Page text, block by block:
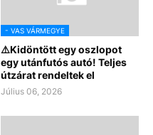
- VAS VÁRMEGYE
⚠️Kidöntött egy oszlopot
egy utánfutós autó! Teljes
útzárat rendeltek el
Július 06, 2026